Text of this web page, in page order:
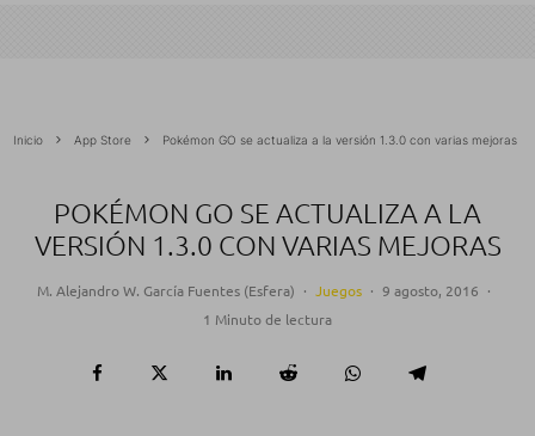
Inicio App Store Pokémon GO se actualiza a la versión 1.3.0 con varias mejoras
POKÉMON GO SE ACTUALIZA A LA
VERSIÓN 1.3.0 CON VARIAS MEJORAS
M. Alejandro W. García Fuentes (Esfera) · Juegos · 9 agosto, 2016 ·
1 Minuto de lectura